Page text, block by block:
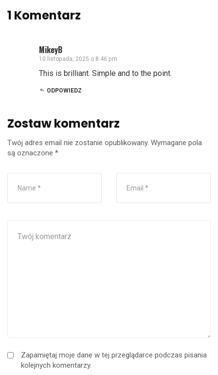
1 Komentarz
MikeyB
10 listopada, 2025 o 8:46 pm
This is brilliant. Simple and to the point.
ODPOWIEDZ
Zostaw komentarz
Twój adres email nie zostanie opublikowany. Wymagane pola
są oznaczone *
Zapamiętaj moje dane w tej przeglądarce podczas pisania
kolejnych komentarzy.